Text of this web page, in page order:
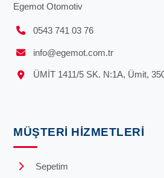
Egemot Otomotiv
0543 741 03 76
info@egemot.com.tr
ÜMİT 1411/5 SK. N:1A, Ümit,
MÜŞTERI HIZMETLERI
Sepetim